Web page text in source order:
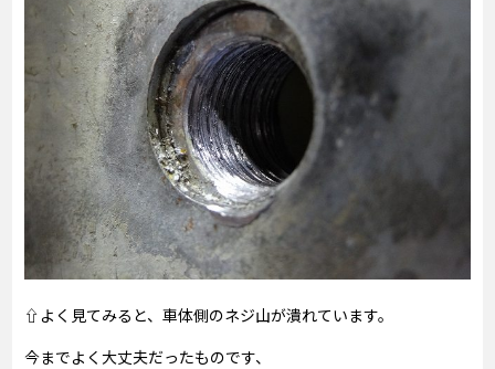
⇧よく見てみると、車体側のネジ山が潰れています。
今までよく大丈夫だったものです、